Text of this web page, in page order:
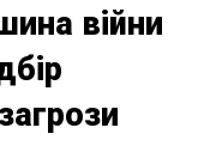
війни